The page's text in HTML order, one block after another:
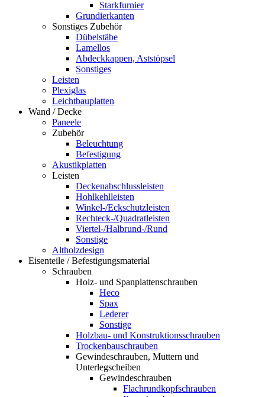
Starkfurnier
Grundierkanten
Sonstiges Zubehör
Dübelstäbe
Lamellos
Abdeckkappen, Aststöpsel
Sonstiges
Leisten
Plexiglas
Leichtbauplatten
Wand / Decke
Paneele
Zubehör
Beleuchtung
Befestigung
Akustikplatten
Leisten
Deckenabschlussleisten
Hohlkehlleisten
Winkel-/Eckschutzleisten
Rechteck-/Quadratleisten
Viertel-/Halbrund-/Rund
Sonstige
Altholzdesign
Eisenteile / Befestigungsmaterial
Schrauben
Holz- und Spanplattenschrauben
Heco
Spax
Lederer
Sonstige
Holzbau- und Konstruktionsschrauben
Trockenbauschrauben
Gewindeschrauben, Muttern und
Unterlegscheiben
Gewindeschrauben
Flachrundkopfschrauben